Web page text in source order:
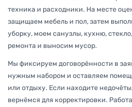
техника и расходники. На месте
защищаем мебель и пол, затем
уборку, моем санузлы, кухню,
ремонта и выносим мусор.
Мы фиксируем договорённости в
нужным набором и оставляем
или отдыху. Если находите
вернёмся для корректировки.